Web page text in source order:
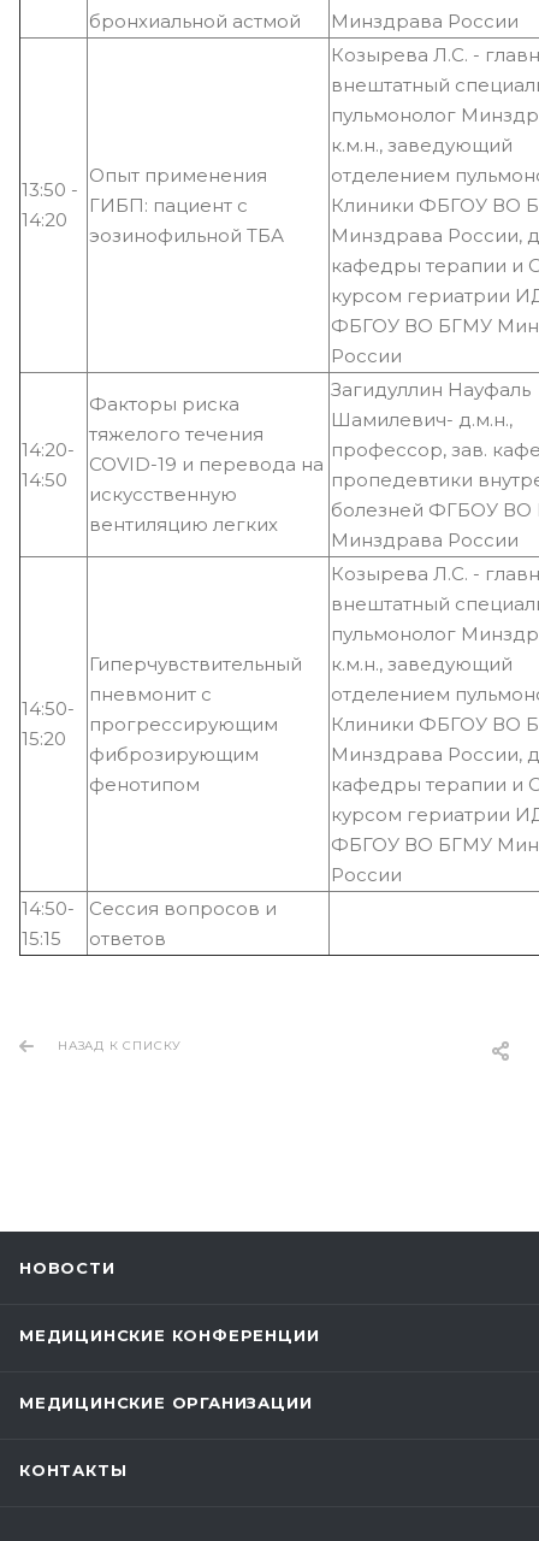
бронхиальной астмой
Минздрава России
13:50 -
14:20
Опыт применения
ГИБП: пациент с
эозинофильной ТБА
Козырева Л.С. -
внештатный
пульмонолог
к.м.н., заведующий
отделением
Клиники ФБГОУ ВО
Минздрава России,
кафедры терапии и
курсом гериатрии
ФБГОУ ВО БГМУ
России
14:20-
14:50
Факторы риска
тяжелого течения
COVID-19 и перевода на
искусственную
вентиляцию легких
Загидуллин Науфаль
Шамилевич- д.м.н.,
профессор, зав.
пропедевтики
болезней ФГБОУ ВО
Минздрава России
14:50-
15:20
Гиперчувствительный
пневмонит с
прогрессирующим
фиброзирующим
фенотипом
Козырева Л.С. -
внештатный
пульмонолог
к.м.н., заведующий
отделением
Клиники ФБГОУ ВО
Минздрава России,
кафедры терапии и
курсом гериатрии
ФБГОУ ВО БГМУ
России
14:50-
15:15
Сессия вопросов и
ответов
НАЗАД К СПИСКУ
НОВОСТИ
МЕДИЦИНСКИЕ КОНФЕРЕНЦИИ
МЕДИЦИНСКИЕ ОРГАНИЗАЦИИ
КОНТАКТЫ